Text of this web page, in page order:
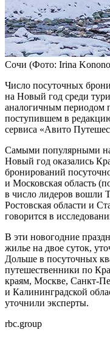
Сочи (Фото: Irina
Число посуточных
на Новый год среди
аналогичным периодом
поступившем в
сервиса «Авито
Самыми популярными
Новый год оказались
бронирований
и Московская область
в число лидеров вошли
Ростовская области и
говорится в
В эти новогодние
жилье на двое суток,
Дольше в посуточных
путешественники по
краям, Москве, Санкт-
и Калининградской
уточнили эксперты.
rbc.group